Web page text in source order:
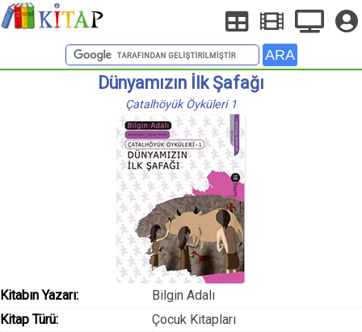
Dünyamızın İlk Şafağı
Çatalhöyük Öyküleri 1
Kitabın Yazarı:
Bilgin Adalı
Kitap Türü:
Çocuk Kitapları